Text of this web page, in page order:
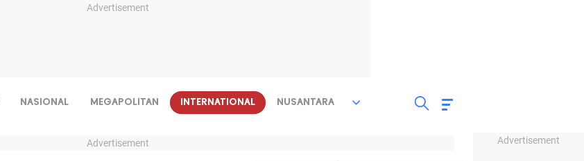
Advertisement
Advertisement
NASIONAL MEGAPOLITAN INTERNATIONAL NUSANTARA
Advertisement